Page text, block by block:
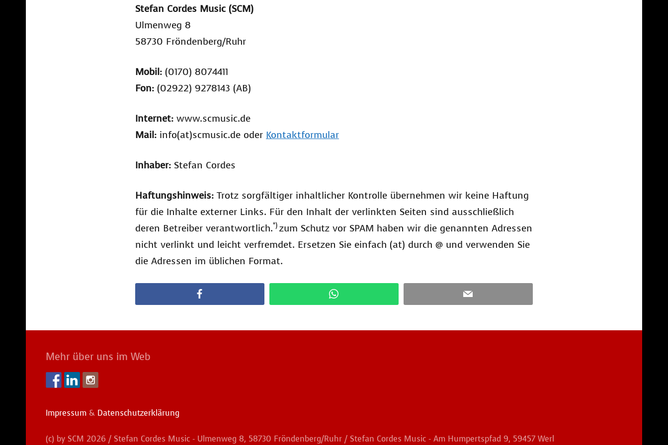
Stefan Cordes Music (SCM)
Ulmenweg 8
58730 Fröndenberg/Ruhr
Mobil: (0170) 8074411
Fon: (02922) 9278143 (AB)
Internet: www.scmusic.de
Mail: info(at)scmusic.de oder Kontaktformular
Inhaber: Stefan Cordes
Haftungshinweis: Trotz sorgfältiger inhaltlicher Kontrolle übernehmen wir keine Haftung
für die Inhalte externer Links. Für den Inhalt der verlinkten Seiten sind ausschließlich
deren Betreiber verantwortlich.*) zum Schutz vor SPAM haben wir die genannten Adressen
nicht verlinkt und leicht verfremdet. Ersetzen Sie einfach (at) durch @ und verwenden Sie
die Adressen im üblichen Format.
Mehr über uns im Web
Impressum & Datenschutzerklärung
(c) by SCM 2026 / Stefan Cordes Music - Ulmenweg 8, 58730 Fröndenberg/Ruhr / Stefan Cordes Music - Am Humpertspfad 9, 59457 Werl